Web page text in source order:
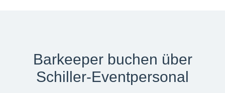
Barkeeper buchen über
Schiller-Eventpersonal